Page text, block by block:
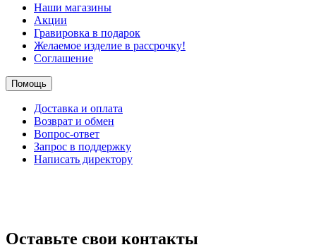
Наши магазины
Акции
Гравировка в подарок
Желаемое изделие в рассрочку!
Соглашение
Помощь
Доставка и оплата
Возврат и обмен
Вопрос-ответ
Запрос в поддержку
Написать директору
Оставьте свои контакты